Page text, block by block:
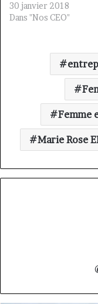
30 janvier 2018
Dans "Nos CEO"
Femme
Marie Rose